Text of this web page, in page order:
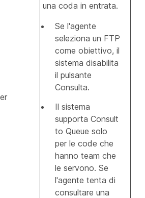
una coda in entrata.
Se l'agente
seleziona un FTP
come obiettivo, il
sistema disabilita
il pulsante
Consulta.
Il sistema
supporta Consult
to Queue solo
per le code che
hanno team che
le servono. Se
l'agente tenta di
consultare una